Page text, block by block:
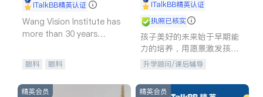
iTalkBB精英认证
Wang Vision Institute has
more than 30 years
眼科 眼科
iTalkBB精英认证
执照已核实
孩子美好的未来始于早期能
力的培养，用愿景激发孩子
的学习潜力和动力。理念：
拥有成长型心态是成功的基
石。
升学顾问/课后辅导
精英会员 精英会员